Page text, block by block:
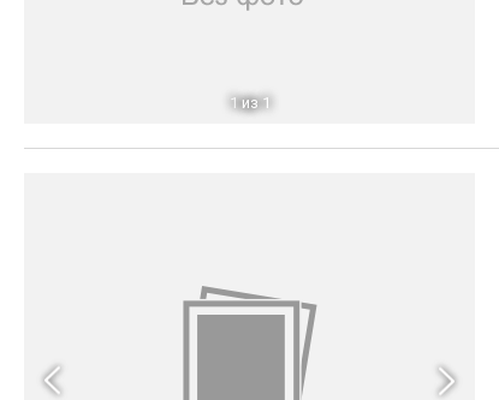
1 из 1